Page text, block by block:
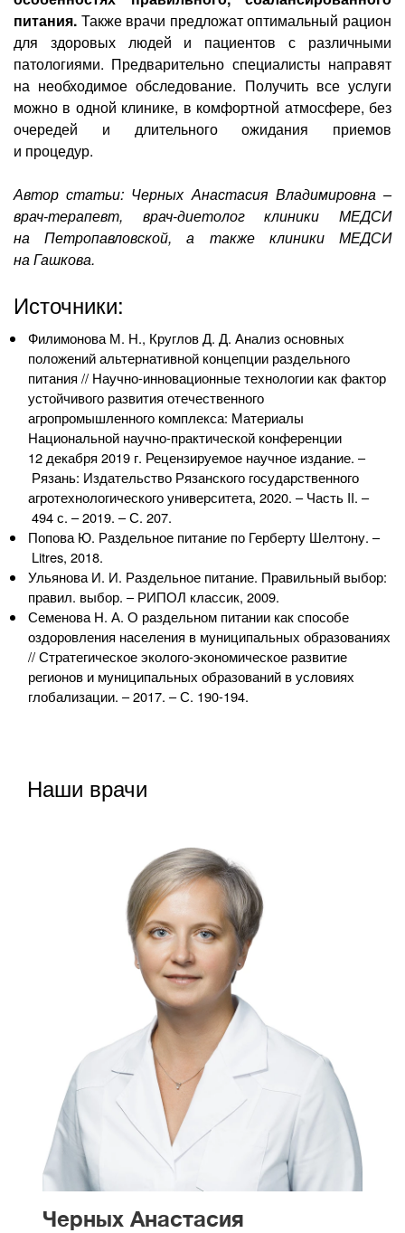
питания. Также врачи предложат оптимальный рацион
для здоровых людей и пациентов с различными
патологиями. Предварительно специалисты направят
на необходимое обследование. Получить все услуги
можно в одной клинике, в комфортной атмосфере, без
очередей и длительного ожидания приемов
и процедур.
Автор статьи: Черных Анастасия Владимировна –
врач-терапевт, врач-диетолог клиники МЕДСИ
на Петропавловской, а также клиники МЕДСИ
на Гашкова.
Источники:
Филимонова М. Н., Круглов Д. Д. Анализ основных
положений альтернативной концепции раздельного
питания // Научно-инновационныетехнологии как фактор
устойчивого развития отечественного
агропромышленного комплекса: Материалы
Национальной научно-практической конференции
12 декабря 2019 г. Рецензируемое научное издание. –
Рязань: Издательство Рязанского государственного
агротехнологического университета, 2020. – Часть II. –
494 с. – 2019. – С. 207.
Попова Ю. Раздельное питание по Герберту Шелтону. –
Litres, 2018.
Ульянова И. И. Раздельное питание. Правильный выбор:
правил. выбор. – РИПОЛ классик, 2009.
Семенова Н. А. О раздельном питании как способе
оздоровления населения в муниципальных образованиях
// Стратегическоеэколого-экономическое развитие
регионов и муниципальных образований в условиях
глобализации. – 2017. – С. 190-194.
Наши врачи
Черных Анастасия